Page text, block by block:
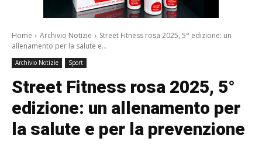
Home Archivio Notizie
Street Fitness rosa 2025, 5° edizione: un
allenamento per la salute e...
Archivio Notizie Sport
Street Fitness rosa 2025, 5°
edizione: un allenamento per
la salute e per la prevenzione